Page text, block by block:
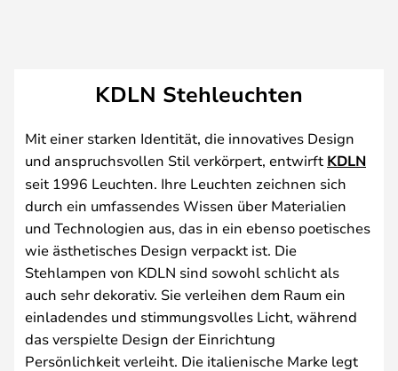
KDLN Stehleuchten
Mit einer starken Identität, die innovatives Design
und anspruchsvollen Stil verkörpert, entwirft KDLN
seit 1996 Leuchten. Ihre Leuchten zeichnen sich
durch ein umfassendes Wissen über Materialien
und Technologien aus, das in ein ebenso poetisches
wie ästhetisches Design verpackt ist. Die
Stehlampen von KDLN sind sowohl schlicht als
auch sehr dekorativ. Sie verleihen dem Raum ein
einladendes und stimmungsvolles Licht, während
das verspielte Design der Einrichtung
Persönlichkeit verleiht. Die italienische Marke legt